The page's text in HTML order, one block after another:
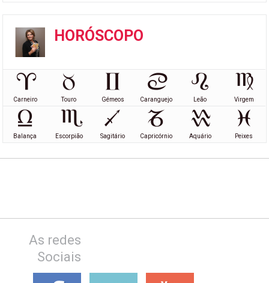
HORÓSCOPO
Carneiro Touro Gémeos Caranguejo Leão Virgem
Balança Escorpião Sagitário Capricórnio Aquário Peixes
As redes
Sociais